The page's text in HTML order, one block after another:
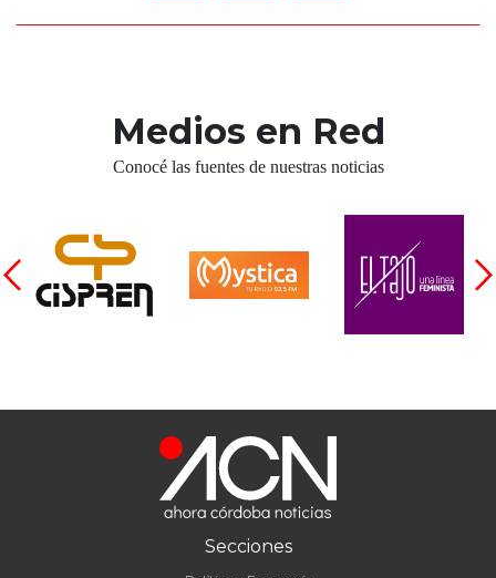
Medios en Red
Conocé las fuentes de nuestras noticias
Secciones